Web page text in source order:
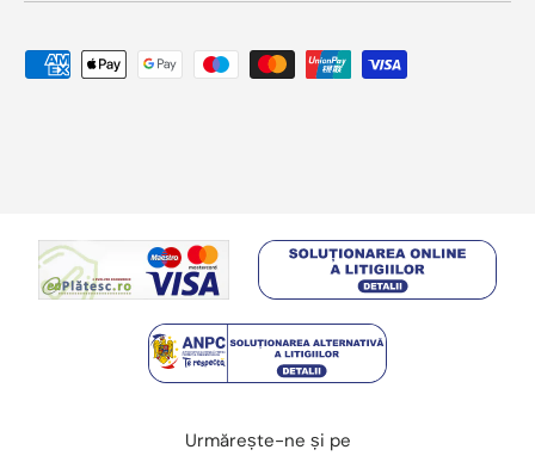
Metode de plata acceptate
Urmărește-ne și pe